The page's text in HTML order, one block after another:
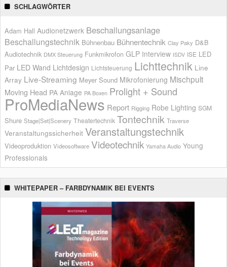
SCHLAGWÖRTER
Adam Hall Audionetzwerk Beschallungsanlage
Beschallungstechnik Bühnenbau Bühnentechnik Clay Paky D&B
Audiotechnik DMX Steuerung Funkmikrofon GLP Interview ISDV ISE LED
Par LED Wand Lichtdesign Lichtsteuerung Lichttechnik Line
Array Live-Streaming Meyer Sound Mikrofonierung Mischpult
Moving Head PA Anlage PA Boxen Prolight + Sound
ProMediaNews Report Rigging Robe Lighting SGM
Shure Stage|Set|Scenery Theatertechnik Tontechnik Traverse
Veranstaltungssicherheit Veranstaltungstechnik
Videoproduktion Videosoftware Videotechnik Yamaha Audio Young
Professionals
WHITEPAPER – FARBDYNAMIK BEI EVENTS